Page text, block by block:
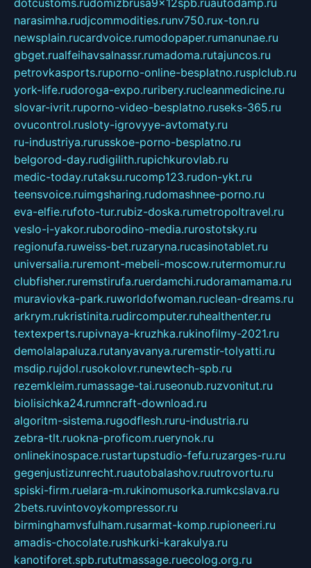
dotcustoms.rudomizbrusa9x12spb.ruautodamp.ru
narasimha.rudjcommodities.runv750.rux-ton.ru
newsplain.rucardvoice.rumodopaper.rumanunae.ru
gbget.rualfeihavsalnassr.rumadoma.rutajuncos.ru
petrovkasports.ruporno-online-besplatno.rusplclub.ru
york-life.rudoroga-expo.ruribery.rucleanmedicine.ru
slovar-ivrit.ruporno-video-besplatno.ruseks-365.ru
ovucontrol.rusloty-igrovyye-avtomaty.ru
ru-industriya.rurusskoe-porno-besplatno.ru
belgorod-day.rudigilith.rupichkurovlab.ru
medic-today.rutaksu.rucomp123.rudon-ykt.ru
teensvoice.ruimgsharing.rudomashnee-porno.ru
eva-elfie.rufoto-tur.rubiz-doska.rumetropoltravel.ru
veslo-i-yakor.ruborodino-media.rurostotsky.ru
regionufa.ruweiss-bet.ruzaryna.rucasinotablet.ru
universalia.ruremont-mebeli-moscow.rutermomur.ru
clubfisher.ruremstirufa.ruerdamchi.rudoramamama.ru
muraviovka-park.ruworldofwoman.ruclean-dreams.ru
arkrym.rukristinita.rudircomputer.ruhealthenter.ru
textexperts.rupivnaya-kruzhka.rukinofilmy-2021.ru
demolalapaluza.rutanyavanya.ruremstir-tolyatti.ru
msdip.rujdol.rusokolovr.runewtech-spb.ru
rezemkleim.rumassage-tai.ruseonub.ruzvonitut.ru
biolisichka24.rumncraft-download.ru
algoritm-sistema.rugodflesh.ruru-industria.ru
zebra-tlt.ruokna-proficom.ruerynok.ru
onlinekinospace.rustartupstudio-fefu.ruzarges-ru.ru
gegenjustizunrecht.ruautobalashov.ruutrovortu.ru
spiski-firm.ruelara-m.rukinomusorka.rumkcslava.ru
2bets.ruvintovoykompressor.ru
birminghamvsfulham.rusarmat-komp.rupioneeri.ru
amadis-chocolate.rushkurki-karakulya.ru
kanotiforet.spb.rututmassage.ruecolog.org.ru